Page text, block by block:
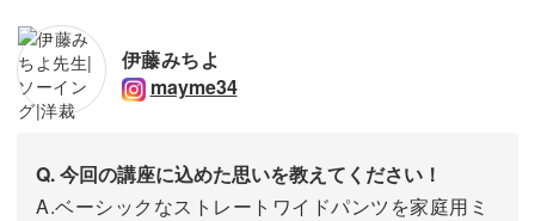
伊藤みちよ
mayme34
Q. 今回の講座に込めた思いを教えてください！
A.ベーシックなストレートワイドパンツを家庭用ミ